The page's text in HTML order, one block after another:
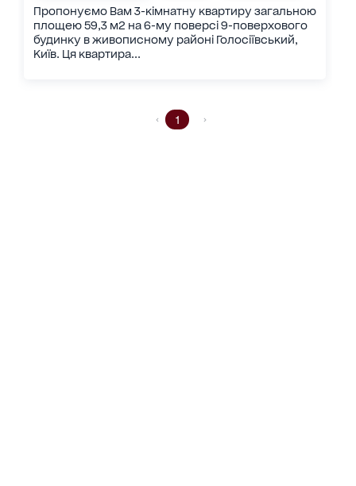
Пропонуємо Вам 3-кімнатну квартиру загальною
площею 59,3 м2 на 6-му поверсі 9-поверхового
будинку в живописному районі Голосіївський,
Київ. Ця квартира...
1